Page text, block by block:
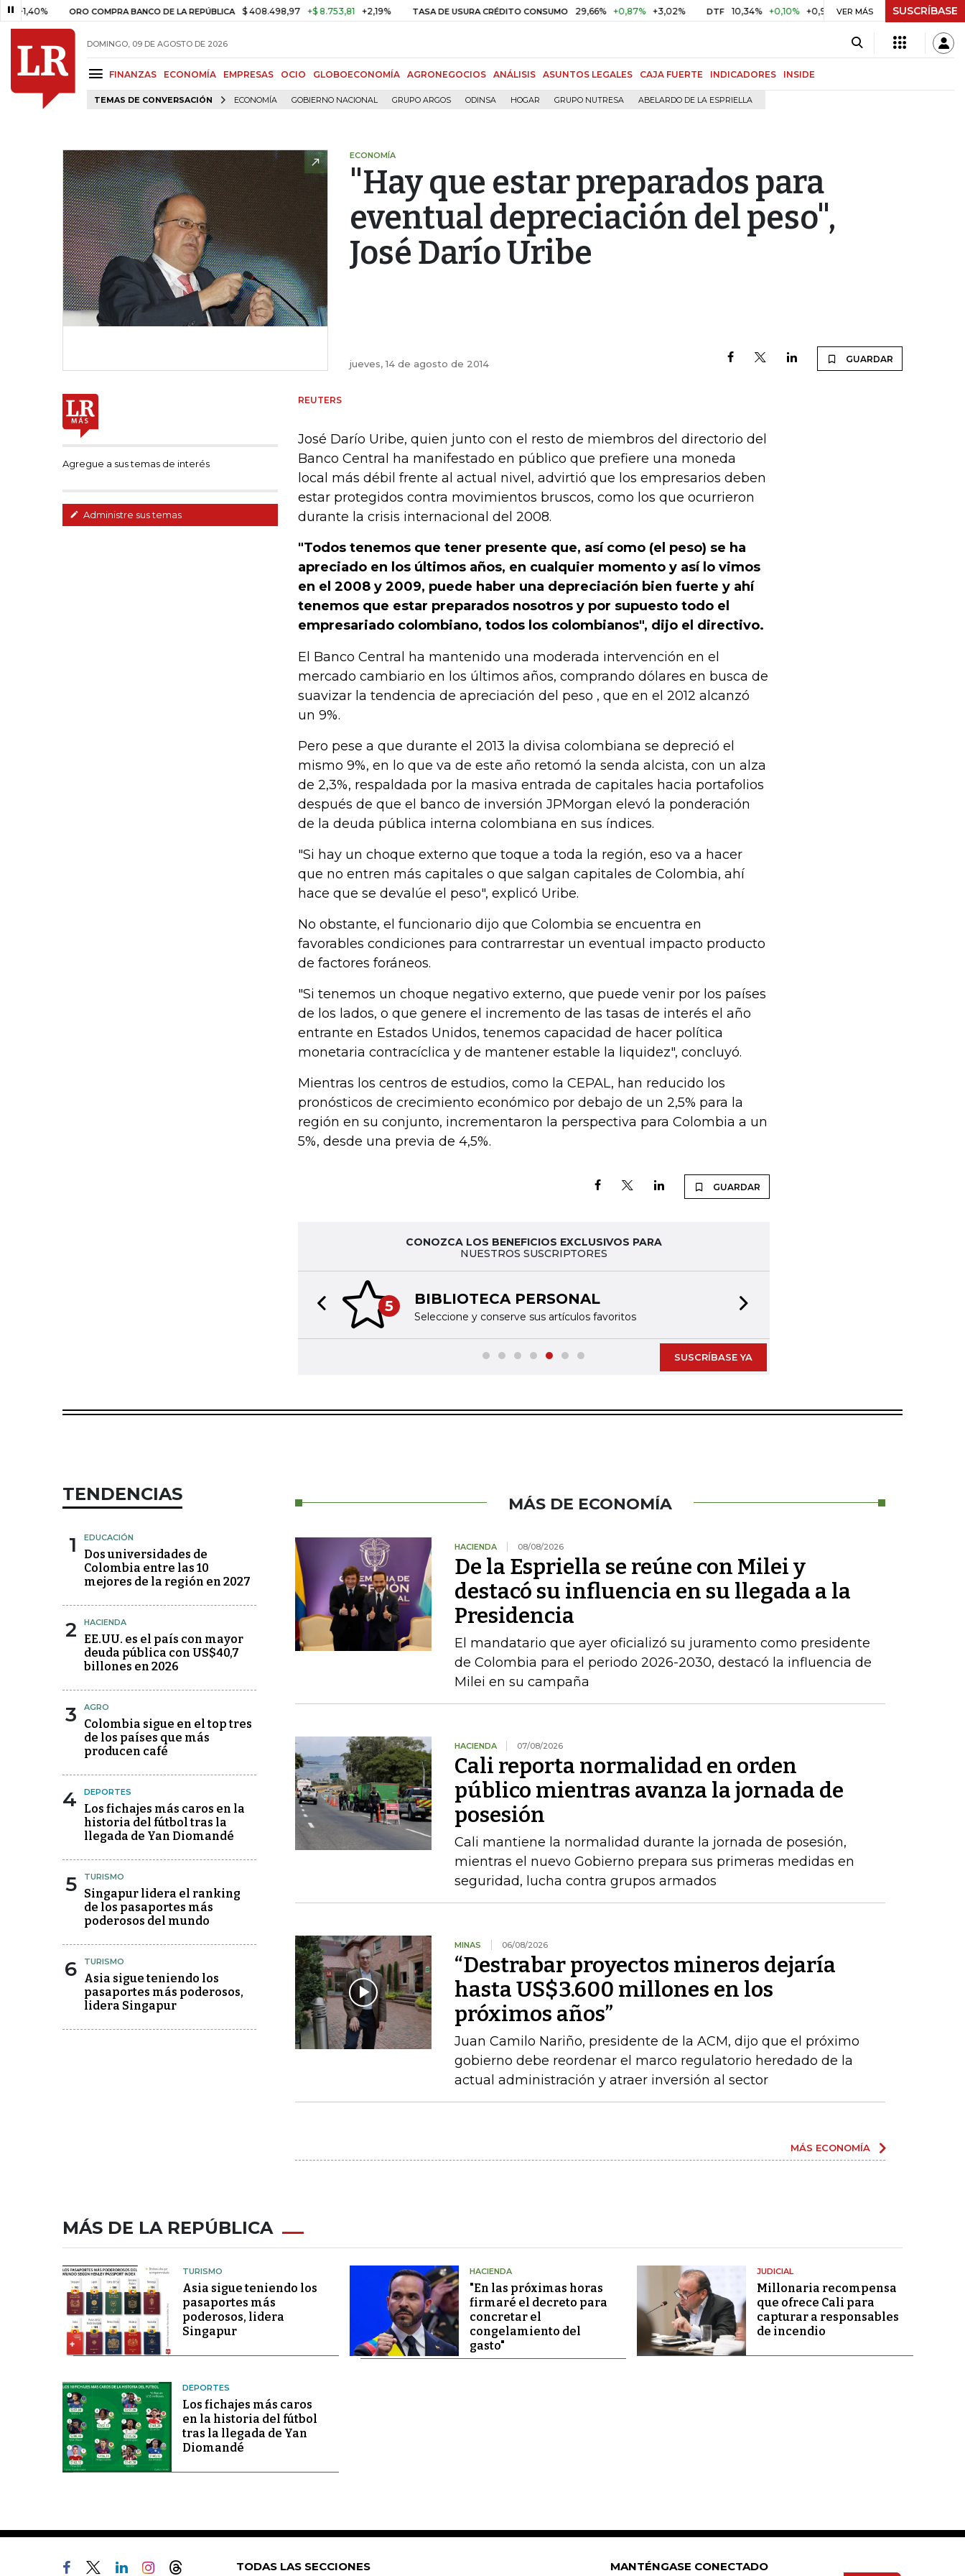
ORO COMPRA BANCO DE LA REPÚBLICA $ 408.498,97 +$ 8.753,81 +2,19% TASA DE USURA CRÉDITO CONSUMO 29,66% +0,87% +3,02% DTF 10,34% +0,10% +0,98% UVR $ 417,01 +$ 0,05 +0,01%
VER MÁS SUSCRÍBASE
DOMINGO, 09 DE AGOSTO DE 2026
FINANZAS ECONOMÍA EMPRESAS OCIO GLOBOECONOMÍA AGRONEGOCIOS ANÁLISIS ASUNTOS LEGALES CAJA FUERTE INDICADORES INSIDE
TEMAS DE CONVERSACIÓN ECONOMÍA GOBIERNO NACIONAL GRUPO ARGOS ODINSA HOGAR GRUPO NUTRESA ABELARDO DE LA ESPRIELLA
ECONOMÍA
"Hay que estar preparados para
eventual depreciación del peso",
José Darío Uribe
jueves, 14 de agosto de 2014 GUARDAR
Agregue a sus temas de interés
Administre sus temas
REUTERS
José Darío Uribe, quien junto con el resto de miembros del directorio del
Banco Central ha manifestado en público que prefiere una moneda
local más débil frente al actual nivel, advirtió que los empresarios deben
estar protegidos contra movimientos bruscos, como los que ocurrieron
durante la crisis internacional del 2008.
"Todos tenemos que tener presente que, así como (el peso) se ha
apreciado en los últimos años, en cualquier momento y así lo vimos
en el 2008 y 2009, puede haber una depreciación bien fuerte y ahí
tenemos que estar preparados nosotros y por supuesto todo el
empresariado colombiano, todos los colombianos", dijo el directivo.
El Banco Central ha mantenido una moderada intervención en el
mercado cambiario en los últimos años, comprando dólares en busca de
suavizar la tendencia de apreciación del peso , que en el 2012 alcanzó
un 9%.
Pero pese a que durante el 2013 la divisa colombiana se depreció el
mismo 9%, en lo que va de este año retomó la senda alcista, con un alza
de 2,3%, respaldada por la masiva entrada de capitales hacia portafolios
después de que el banco de inversión JPMorgan elevó la ponderación
de la deuda pública interna colombiana en sus índices.
"Si hay un choque externo que toque a toda la región, eso va a hacer
que no entren más capitales o que salgan capitales de Colombia, ahí
hace que se devalúe el peso", explicó Uribe.
No obstante, el funcionario dijo que Colombia se encuentra en
favorables condiciones para contrarrestar un eventual impacto producto
de factores foráneos.
"Si tenemos un choque negativo externo, que puede venir por los países
de los lados, o que genere el incremento de las tasas de interés el año
entrante en Estados Unidos, tenemos capacidad de hacer política
monetaria contracíclica y de mantener estable la liquidez", concluyó.
Mientras los centros de estudios, como la CEPAL, han reducido los
pronósticos de crecimiento económico por debajo de un 2,5% para la
región en su conjunto, incrementaron la perspectiva para Colombia a un
5%, desde una previa de 4,5%.
GUARDAR
CONOZCA LOS BENEFICIOS EXCLUSIVOS PARA
NUESTROS SUSCRIPTORES
5 BIBLIOTECA PERSONAL
Seleccione y conserve sus artículos favoritos
Previous slide
SUSCRÍBASE YA
TENDENCIAS
1 EDUCACIÓN
Dos universidades de
Colombia entre las 10
mejores de la región en 2027
2 HACIENDA
EE.UU. es el país con mayor
deuda pública con US$40,7
billones en 2026
3 AGRO
Colombia sigue en el top tres
de los países que más
producen café
4 DEPORTES
Los fichajes más caros en la
historia del fútbol tras la
llegada de Yan Diomandé
5 TURISMO
Singapur lidera el ranking
de los pasaportes más
poderosos del mundo
6 TURISMO
Asia sigue teniendo los
pasaportes más poderosos,
lidera Singapur
MÁS DE ECONOMÍA
HACIENDA 08/08/2026
De la Espriella se reúne con Milei y
destacó su influencia en su llegada a la
Presidencia
El mandatario que ayer oficializó su juramento como presidente
de Colombia para el periodo 2026-2030, destacó la influencia de
Milei en su campaña
HACIENDA 07/08/2026
Cali reporta normalidad en orden
público mientras avanza la jornada de
posesión
Cali mantiene la normalidad durante la jornada de posesión,
mientras el nuevo Gobierno prepara sus primeras medidas en
seguridad, lucha contra grupos armados
MINAS 06/08/2026
“Destrabar proyectos mineros dejaría
hasta US$3.600 millones en los
próximos años”
Juan Camilo Nariño, presidente de la ACM, dijo que el próximo
gobierno debe reordenar el marco regulatorio heredado de la
actual administración y atraer inversión al sector
MÁS ECONOMÍA
MÁS DE LA REPÚBLICA
TURISMO
Asia sigue teniendo los
pasaportes más
poderosos, lidera
Singapur
HACIENDA
"En las próximas horas
firmaré el decreto para
concretar el
congelamiento del
gasto"
JUDICIAL
Millonaria recompensa
que ofrece Cali para
capturar a responsables
de incendio
DEPORTES
Los fichajes más caros
en la historia del fútbol
tras la llegada de Yan
Diomandé
TODAS LAS SECCIONES MANTÉNGASE CONECTADO